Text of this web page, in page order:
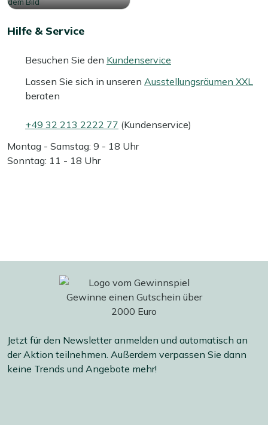
Hilfe & Service
Besuchen Sie den Kundenservice
Lassen Sie sich in unseren Ausstellungsräumen XXL
beraten
+49 32 213 2222 77 (Kundenservice)
Montag - Samstag: 9 - 18 Uhr
Sonntag: 11 - 18 Uhr
Jetzt für den Newsletter anmelden und automatisch an
der Aktion teilnehmen. Außerdem verpassen Sie dann
keine Trends und Angebote mehr!